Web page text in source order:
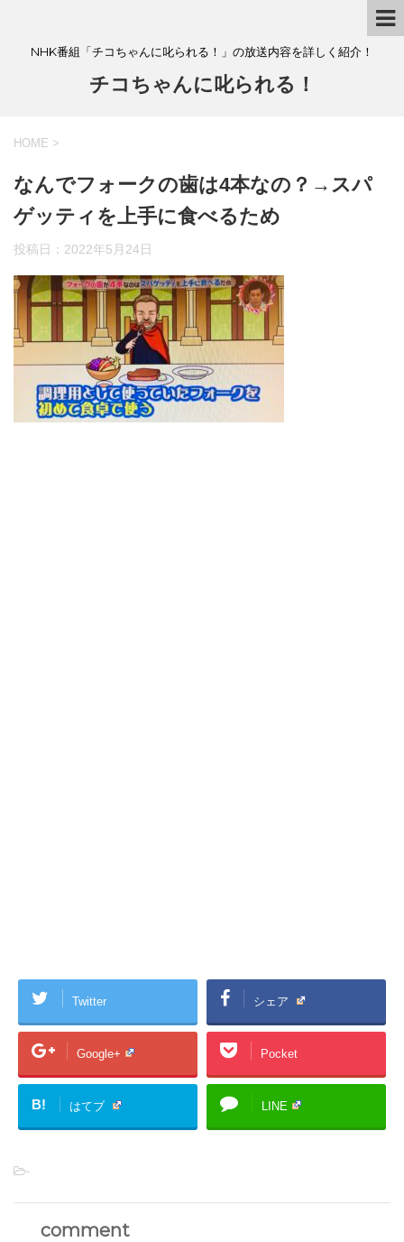
NHK番組「チコちゃんに叱られる！」の放送内容を詳しく紹介！
チコちゃんに叱られる！
HOME >
なんでフォークの歯は4本なの？→スパ
ゲッティを上手に食べるため
投稿日： 2022年5月24日
Twitter シェア
Google+ Pocket
B! はてブ LINE
-
comment